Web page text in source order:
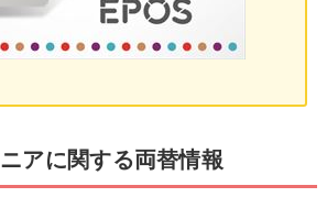
アに関する両替情報